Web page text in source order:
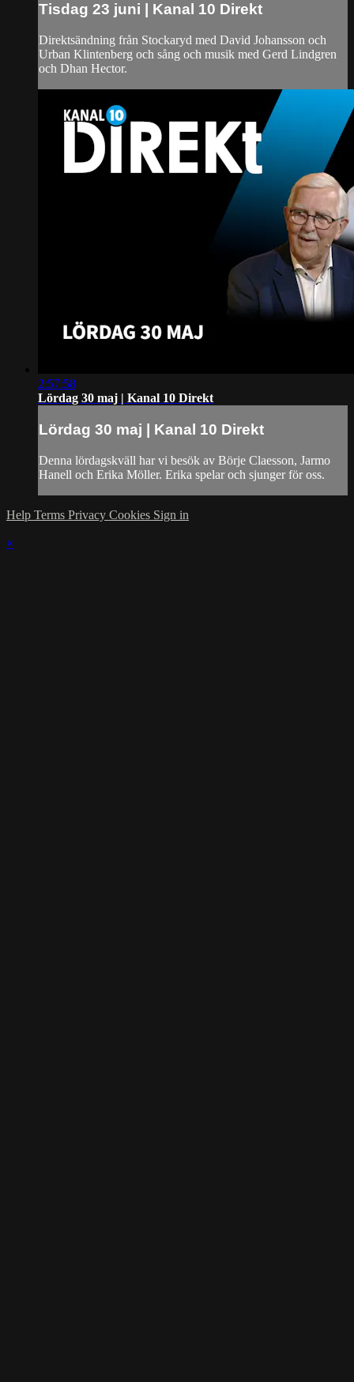
Tisdag 23 juni | Kanal 10 Direkt
Direktsändning från Stockaryd med David Johansson och
Urban Klintenberg och sång och musik med Gerd Lindgren
och Dhan Hector.
2:57:58
Lördag 30 maj | Kanal 10 Direkt
Lördag 30 maj | Kanal 10 Direkt
Denna lördagskväll har vi besök av Börje Claesson, Jarmo
Hanell och Erika Möller. Erika spelar och sjunger för oss.
Help Terms Privacy Cookies Sign in
×